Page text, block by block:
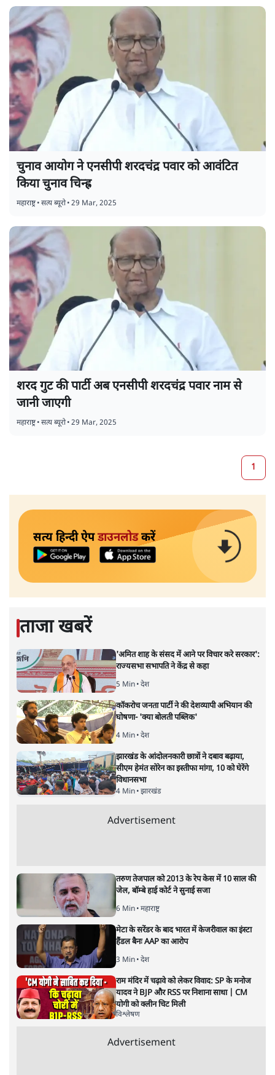
चुनाव आयोग ने एनसीपी शरदचंद्र पवार को आवंटित
किया चुनाव चिन्ह्र
महाराष्ट्र•सत्य ब्यूरो•29 Mar, 2025
शरद गुट की पार्टी अब एनसीपी शरदचंद्र पवार नाम से
जानी जाएगी
महाराष्ट्र•सत्य ब्यूरो•29 Mar, 2025
1
सत्य हिन्दी ऐपडाउनलोडकरें
ताजा खबरें
'अमित शाह के संसद में आने पर विचार करे सरकार':
राज्यसभा सभापति ने केंद्र से कहा
5 Min• देश
कॉकरोच जनता पार्टी ने की देशव्यापी अभियान की
घोषणा- 'क्या बोलती पब्लिक'
4 Min• देश
झारखंड के आंदोलनकारी छात्रों ने दबाव बढ़ाया,
सीएम हेमंत सोरेन का इस्तीफा मांगा, 10 को घेरेंगे
विधानसभा
4 Min• झारखंड
Advertisement
तरुण तेजपाल को 2013 के रेप केस में 10 साल की
जेल, बॉम्बे हाई कोर्ट ने सुनाई सजा
6 Min• महाराष्ट्र
मेटा के सरेंडर के बाद भारत में केजरीवाल का इंस्टा
हैंडल बैनः AAP का आरोप
3 Min• देश
राम मंदिर में चढ़ावे को लेकर विवाद: SP के मनोज
यादव ने BJP और RSS पर निशाना साधा | CM
योगी को क्लीन चिट मिली
विश्लेषण
Advertisement